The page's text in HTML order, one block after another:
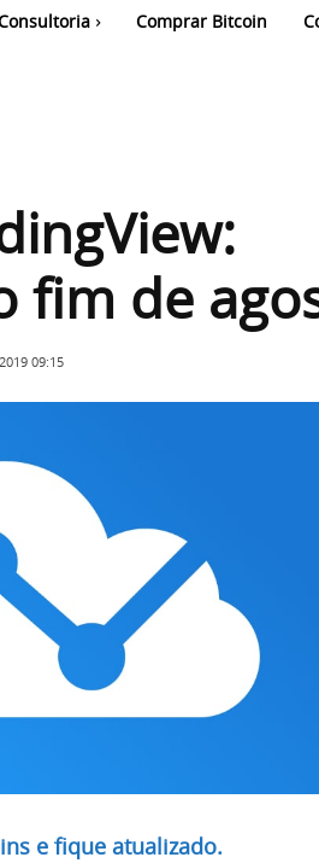
Comprar Bitcoin
fim de
09:15
e fique atualizado.